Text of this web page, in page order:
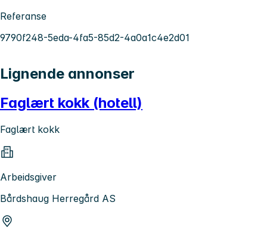
Referanse
9790f248-5eda-4fa5-85d2-4a0a1c4e2d01
Lignende annonser
Faglært kokk (hotell)
Faglært kokk
Arbeidsgiver
Bårdshaug Herregård AS